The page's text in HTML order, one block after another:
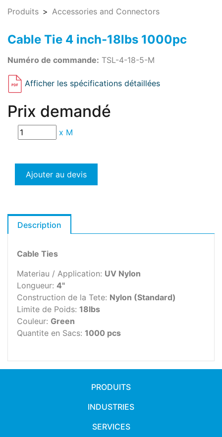
Produits Accessories and Connectors
Cable Tie 4 inch-18lbs 1000pc
Numéro de commande: TSL-4-18-5-M
Afficher les spécifications détaillées
Prix demandé
x M
Ajouter au devis
Description
Cable Ties
Materiau / Application: UV Nylon
Longueur: 4"
Construction de la Tete: Nylon (Standard)
Limite de Poids: 18lbs
Couleur: Green
Quantite en Sacs: 1000 pcs
PRODUITS
INDUSTRIES
SERVICES